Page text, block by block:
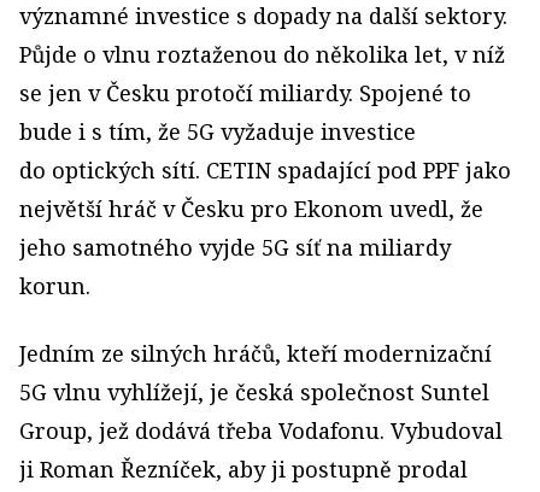
významné investice s dopady na další sektory.
Půjde o vlnu roztaženou do několika let, v níž
se jen v Česku protočí miliardy. Spojené to
bude i s tím, že 5G vyžaduje investice
do optických sítí. CETIN spadající pod PPF jako
největší hráč v Česku pro Ekonom uvedl, že
jeho samotného vyjde 5G síť na miliardy
korun.
Jedním ze silných hráčů, kteří modernizační
5G vlnu vyhlížejí, je česká společnost Suntel
Group, jež dodává třeba Vodafonu. Vybudoval
ji Roman Řezníček, aby ji postupně prodal